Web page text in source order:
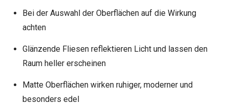
Bei der Auswahl der Oberflächen auf die Wirkung
achten
Glänzende Fliesen reflektieren Licht und lassen den
Raum heller erscheinen
Matte Oberflächen wirken ruhiger, moderner und
besonders edel